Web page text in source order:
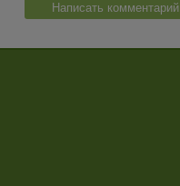
Написать комментарий